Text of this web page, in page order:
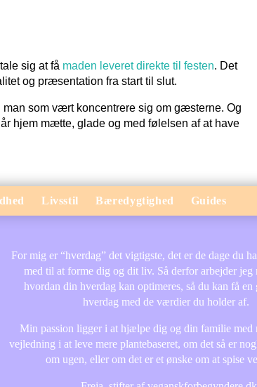
sig at få maden leveret direkte til festen. Det
og præsentation fra start til slut.
som vært koncentrere sig om gæsterne. Og
hjem mætte, glade og med følelsen af at have
Livsstil Bæredygtighed Guides
For mig er “hverdag” det vigtigste, det er de dage du
med til at forme dig og dit liv. Så derfor arbejder jeg
hvordan din hverdag kan optimeres, så du kan få en
hverdag med de værdier du holder af.
Min passion ligger i at hjælpe dig og din familie med
vejledning i at leve mere plantebaseret, om det så er
om ugen, eller om det er et ønske om at spise